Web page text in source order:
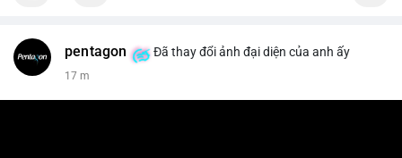
pentagon Đã thay đổi ảnh đại diện của anh ấy
17 m